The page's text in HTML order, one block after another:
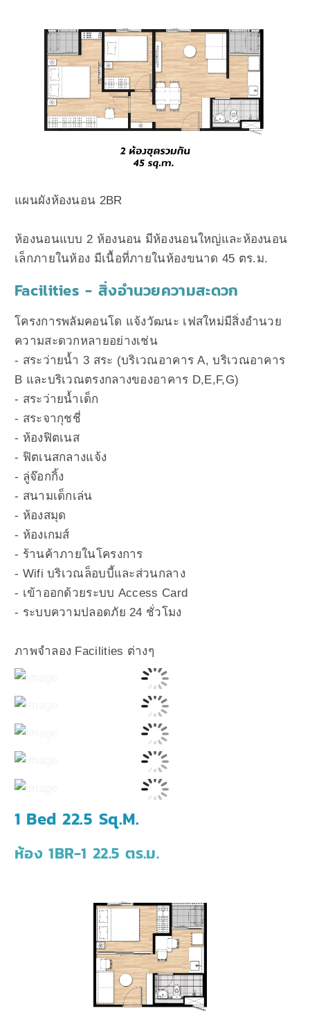
แผนผังห้องนอน 2BR
ห้องนอนแบบ 2 ห้องนอน มีห้องนอนใหญ่และห้องนอน
เล็กภายในห้อง มีเนื้อที่ภายในห้องขนาด 45 ตร.ม.
Facilities - สิ่งอำนวยความสะดวก
โครงการพลัมคอนโด แจ้งวัฒนะ เฟสใหม่มีสิ่งอำนวย
ความสะดวกหลายอย่างเช่น
- สระว่ายน้ำ 3 สระ (บริเวณอาคาร A, บริเวณอาคาร
B และบริเวณตรงกลางของอาคาร D,E,F,G)
- สระว่ายน้ำเด็ก
- สระจากุชชี่
- ห้องฟิตเนส
- ฟิตเนสกลางแจ้ง
- ลู่จ๊อกกิ้ง
- สนามเด็กเล่น
- ห้องสมุด
- ห้องเกมส์
- ร้านค้าภายในโครงการ
- Wifi บริเวณล็อบบี้และส่วนกลาง
- เข้าออกด้วยระบบ Access Card
- ระบบความปลอดภัย 24 ชั่วโมง
ภาพจำลอง Facilities ต่างๆ
1 Bed 22.5 Sq.M.
ห้อง 1BR-1 22.5 ตร.ม.